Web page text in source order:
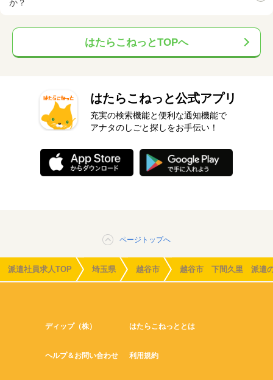
か？
はたらこねっとTOPへ
はたらこねっと公式アプリ
充実の検索機能と便利な通知機能で
アナタのしごと探しをお手伝い！
ページトップへ
派遣社員求人TOP 埼玉県 越谷市 越谷市 下間久里 派遣
ディップ（株） はたらこねっととは
ヘルプ＆お問い合わせ 利用規約